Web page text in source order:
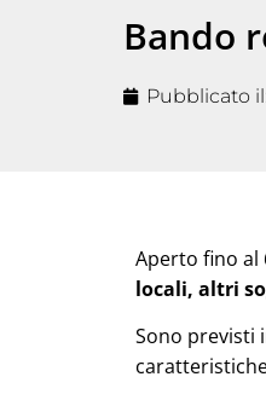
Bando
Pubblicato
Aperto fino al
locali, altri
Sono previsti